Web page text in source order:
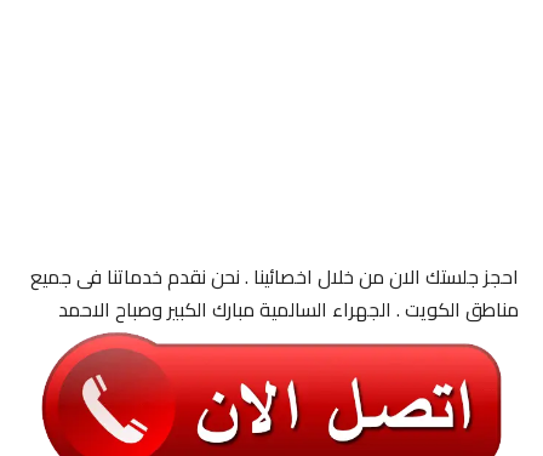
احجز جلستك الان من خلال اخصائينا . نحن نقدم خدماتنا فى جميع
مناطق الكويت . الجهراء السالمية مبارك الكبير وصباح الاحمد